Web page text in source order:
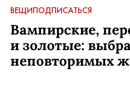
ВЕЩИПОДПИСАТЬСЯ
Вампирские,
и золотые:
неповторимых